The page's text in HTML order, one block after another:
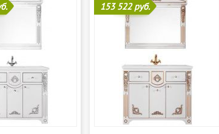
153 522 руб.